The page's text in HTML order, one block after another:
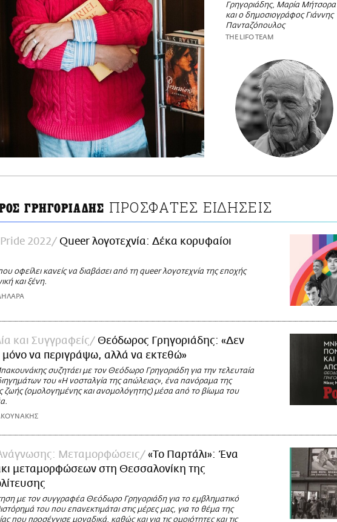
Γρηγοριάδης, Μαρία Μήτσορα
και ο δημοσιογράφος Γιάννης
Πανταζόπουλος
THE LIFO TEAM
ΓΡΗΓΟΡΙΑΔΗΣ ΠΡΟΣΦΑΤΕΣ ΕΙΔΗΣΕΙΣ
2022
Queer λογοτεχνία: Δέκα κορυφαίοι
οφείλει κανείς να διαβάσει από τη queer λογοτεχνία της εποχής
και ξένη.
και Συγγραφείς
Θεόδωρος Γρηγοριάδης: «Δεν
να περιγράψω, αλλά να εκτεθώ»
συζητάει με τον Θεόδωρο Γρηγοριάδη για την τελευταία
του «Η νοσταλγία της απώλειας», ένα πανόραμα της
ζωής (ομολογημένης και ανομολόγητης) μέσα από το βίωμα του
Μεταμορφώσεις
«Το Παρτάλι»: Ένα
μεταμορφώσεων στη Θεσσαλονίκη της
με τον συγγραφέα Θεόδωρο Γρηγοριάδη για το εμβληματικό
του που επανεκτιμάται στις μέρες μας, για τo θέμα της
που προσέγγισε μοναδικά, καθώς και για τις ομοιότητες και τις